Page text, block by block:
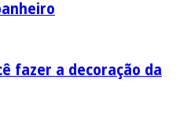
fazer a decoração da